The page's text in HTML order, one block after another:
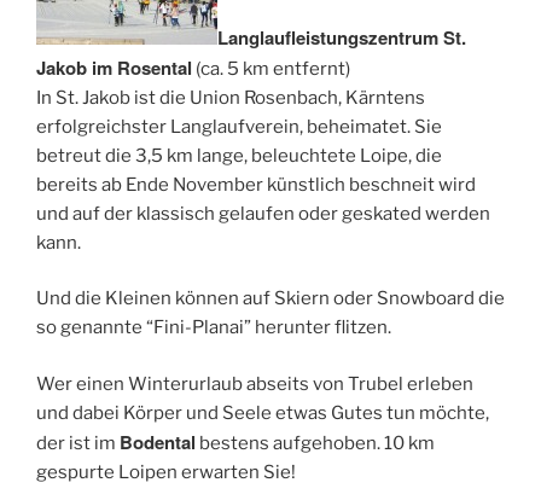
Langlaufleistungszentrum St.
Jakob im Rosental (ca. 5 km entfernt)
In St. Jakob ist die Union Rosenbach, Kärntens
erfolgreichster Langlaufverein, beheimatet. Sie
betreut die 3,5 km lange, beleuchtete Loipe, die
bereits ab Ende November künstlich beschneit wird
und auf der klassisch gelaufen oder geskated werden
kann.
Und die Kleinen können auf Skiern oder Snowboard die
so genannte “Fini-Planai” herunter flitzen.
Wer einen Winterurlaub abseits von Trubel erleben
und dabei Körper und Seele etwas Gutes tun möchte,
der ist im Bodental bestens aufgehoben. 10 km
gespurte Loipen erwarten Sie!